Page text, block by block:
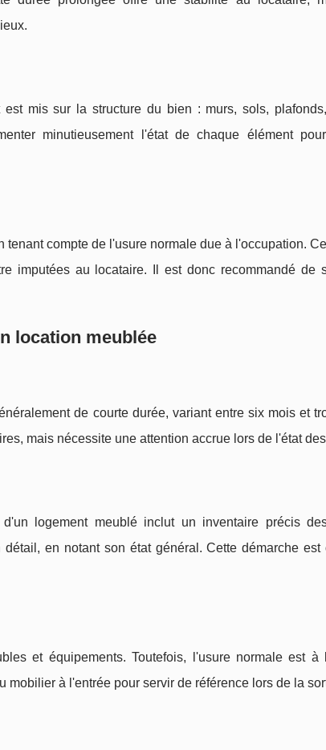
mis sur la structure du bien : murs, sols,
minutieusement l'état de chaque élément
tenant compte de l'usure normale due à l'occupation.
imputées au locataire. Il est donc recommandé de
location meublée
de courte durée, variant entre six mois et
mais nécessite une attention accrue lors de l'état
logement meublé inclut un inventaire précis
en notant son état général. Cette démarche est
et équipements. Toutefois, l'usure normale est à
à l'entrée pour servir de référence lors de la